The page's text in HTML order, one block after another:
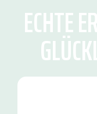
ECHTE